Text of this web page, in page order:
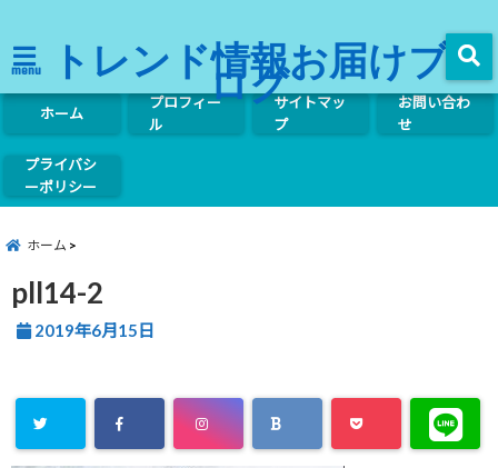
menu トレンド情報お届けブ
ログ
ホーム
プロフィー
ル
サイトマッ
プ
お問い合わ
せ
プライバシ
ーポリシー
ホーム
pll14-2
2019年6月15日